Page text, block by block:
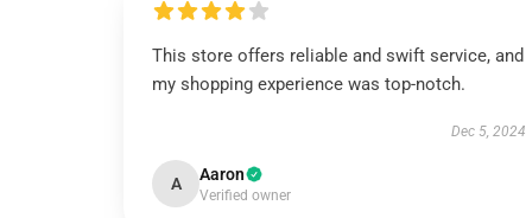
This store offers reliable and swift service, and
my shopping experience was top-notch.
Dec 5, 2024
A Aaron
Verified owner